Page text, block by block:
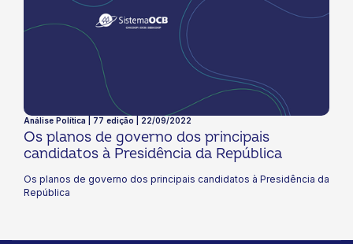
Análise Política | 77 edição | 22/09/2022
Os planos de governo dos principais
candidatos à Presidência da República
Os planos de governo dos principais candidatos à Presidência da
República